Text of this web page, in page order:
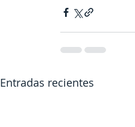
Entradas recientes